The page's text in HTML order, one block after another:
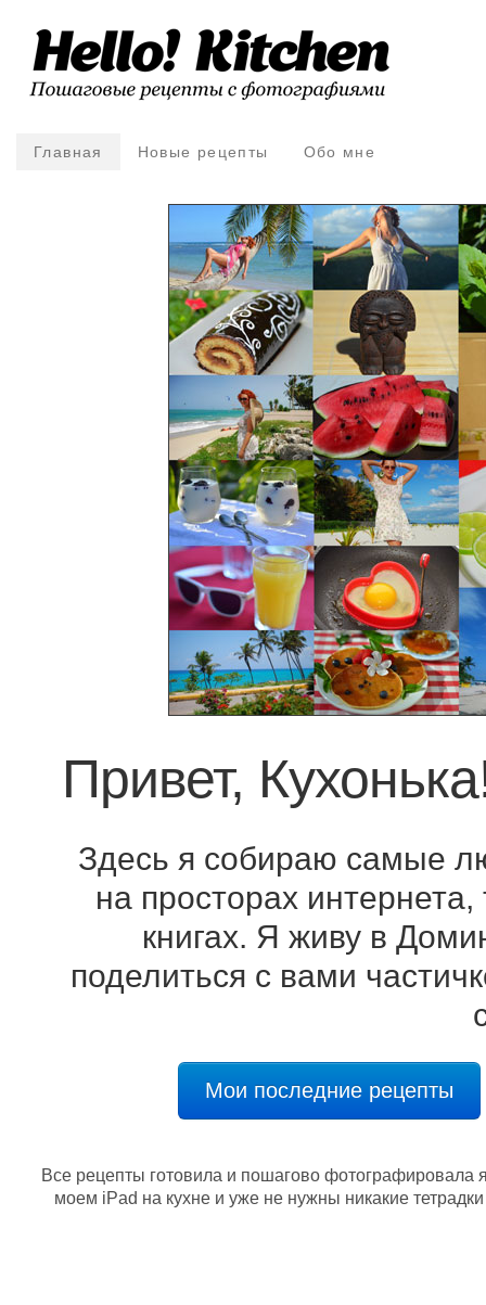
Главная Новые рецепты Обо мне
Привет,
Здесь я собираю самые
на просторах
книгах. Я живу в
поделиться с вами
Мои последние рецепты
Все рецепты готовила и пошагово фотографировала
моем iPad на кухне и уже не нужны никакие